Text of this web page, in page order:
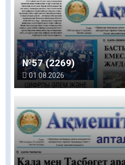
№57 (2269)
01.08.2026